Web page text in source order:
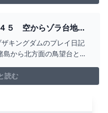
５ 空からゾラ台地鳥
、さらにジョンサウの
ブログ
キングダムのプレイ日記
島から北方面の鳥望台と祠
読む